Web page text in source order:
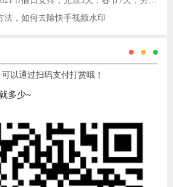
法，如何去除快手视频水印
以通过扫码支付打赏哦！
多少~